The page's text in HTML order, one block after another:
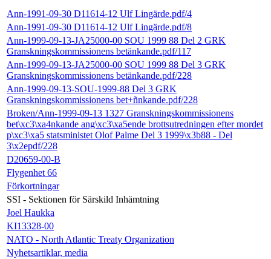
Ann-1991-09-30 D11614-12 Ulf Lingärde.pdf/4
Ann-1991-09-30 D11614-12 Ulf Lingärde.pdf/8
Ann-1999-09-13-JA25000-00 SOU 1999 88 Del 2 GRK
Granskningskommissionens betänkande.pdf/117
Ann-1999-09-13-JA25000-00 SOU 1999 88 Del 3 GRK
Granskningskommissionens betänkande.pdf/228
Ann-1999-09-13-SOU-1999-88 Del 3 GRK
Granskningskommissionens bet+ñnkande.pdf/228
Broken/Ann-1999-09-13 1327 Granskningskommissionens
bet\xc3\xa4nkande ang\xc3\xa5ende brottsutredningen efter mordet
p\xc3\xa5 statsministet Olof Palme Del 3 1999\x3b88 - Del
3\x2epdf/228
D20659-00-B
Flygenhet 66
Förkortningar
SSI - Sektionen för Särskild Inhämtning
Joel Haukka
KI13328-00
NATO - North Atlantic Treaty Organization
Nyhetsartiklar, media